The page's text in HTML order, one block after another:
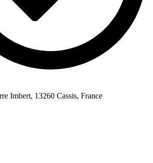
Imbert, 13260 Cassis, France